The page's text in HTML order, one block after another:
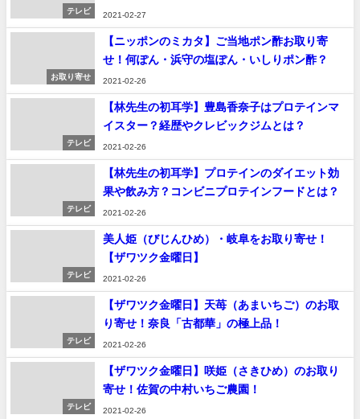
テレビ
2021-02-27
お取り寄せ
【ニッポンのミカタ】ご当地ポン酢お取り寄
せ！何ぽん・浜守の塩ぽん・いしりポン酢？
2021-02-26
テレビ
【林先生の初耳学】豊島香奈子はプロテインマ
イスター？経歴やクレビックジムとは？
2021-02-26
テレビ
【林先生の初耳学】プロテインのダイエット効
果や飲み方？コンビニプロテインフードとは？
2021-02-26
テレビ
美人姫（びじんひめ）・岐阜をお取り寄せ！
【ザワツク金曜日】
2021-02-26
テレビ
【ザワツク金曜日】天苺（あまいちご）のお取
り寄せ！奈良「古都華」の極上品！
2021-02-26
テレビ
【ザワツク金曜日】咲姫（さきひめ）のお取り
寄せ！佐賀の中村いちご農園！
2021-02-26